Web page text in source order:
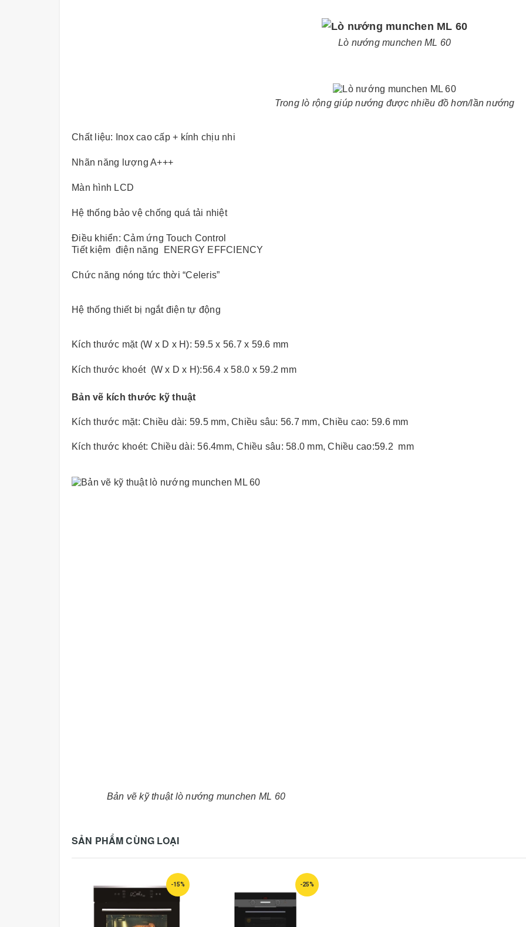
Lò nướng munchen ML 60
Trong lò rộng giúp nướng được nhiều đồ hơn/lần nướng
Chất liệu: Inox cao cấp + kính chịu nhi
Nhãn năng lượng A+++
Màn hình LCD
Hệ thống bảo vệ chống quá tải nhiệt
Điều khiển: Cảm ứng Touch Control
Tiết kiệm điện năng
ENERGY EFFCIENCY
Chức năng nóng tức thời “Celeris”
Hệ thống thiết bị ngắt điện tự động
Kích thước mặt (W x D x H): 59.5 x 56.7 x 59.6 mm
Kích thước khoét (W x D x H):56.4 x 58.0 x 59.2 mm
Bản vẽ kích thước kỹ thuật
Kích thước mặt: Chiều dài: 59.5 mm, Chiều sâu: 56.7 mm, Chiều cao: 59.6 mm
Kích thước khoét: Chiều dài: 56.4mm,Chiều sâu: 58.0 mm, Chiều cao:59.2 mm
Bản vẽ kỹ thuật lò nướng munchen ML 60
SẢN PHẨM CÙNG LOẠI
-15% -25%